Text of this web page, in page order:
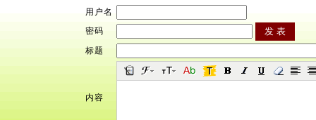
用户名
密码
标题
内容